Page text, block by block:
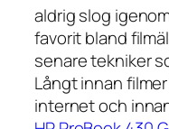
aldrig slog
favorit bland
senare tekniker
Långt innan
internet och